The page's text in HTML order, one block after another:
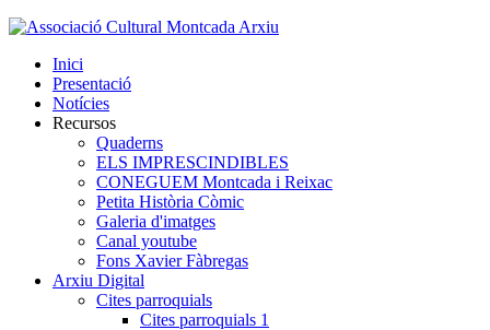
Inici
Presentació
Notícies
Recursos
Quaderns
ELS IMPRESCINDIBLES
CONEGUEM Montcada i Reixac
Petita Història Còmic
Galeria d'imatges
Canal youtube
Fons Xavier Fàbregas
Arxiu Digital
Cites parroquials
Cites parroquials 1